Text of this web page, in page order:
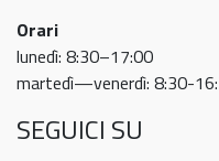
Orari
lunedì: 8:30–17:00
martedì—venerdì: 8:30-
SEGUICI SU